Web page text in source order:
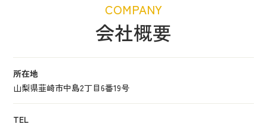
COMPANY
会社概要
所在地
山梨県韮崎市中島2丁目6番19号
TEL